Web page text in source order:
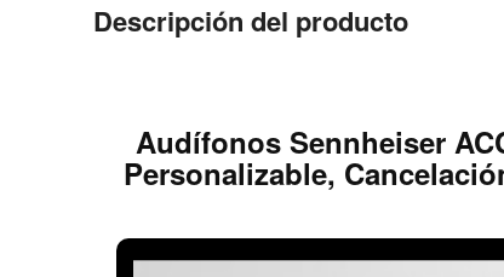
Descripción del producto
Audífonos Sennheiser
Personalizable,